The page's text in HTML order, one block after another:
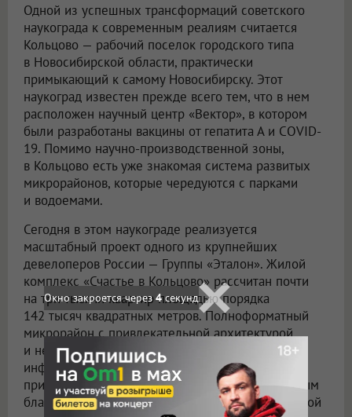
Одной из успешных трансформаций советского
наукограда к современным реалиям считается
Кольцово — рабочий поселок городского типа
в Новосибирской области, практически
примыкающий к самому Новосибирску. Этот
наукоград известен прежде всего тем, что в нем
расположен научный центр «Вектор», в котором
были разработаны вакцины от гепатита А и COVID-
19. Помимо научно-производственной зоны,
в Кольцово есть уже знакомая система развитых
микрорайонов, которые чередуются с парками
и водоемами.
Сегодня в этом наукограде реализуется
масштабный проект одного из крупнейших
девелоперов России — Группы «Эталон». Жилой
комплекс «Счастье в Кольцово» рассчитан почти
на три тысячи квартир площадью порядка
142 тысяч квадратных метров. Полноформатный
микрорайон с привлекательной архитектурой
и невысокой застройкой, развитой
инфраструктурой и природным окружением,
приватной атмосферой пригорода и комплексным
благоустройством спроектирован для комфортной
Окно закроется через3секунд